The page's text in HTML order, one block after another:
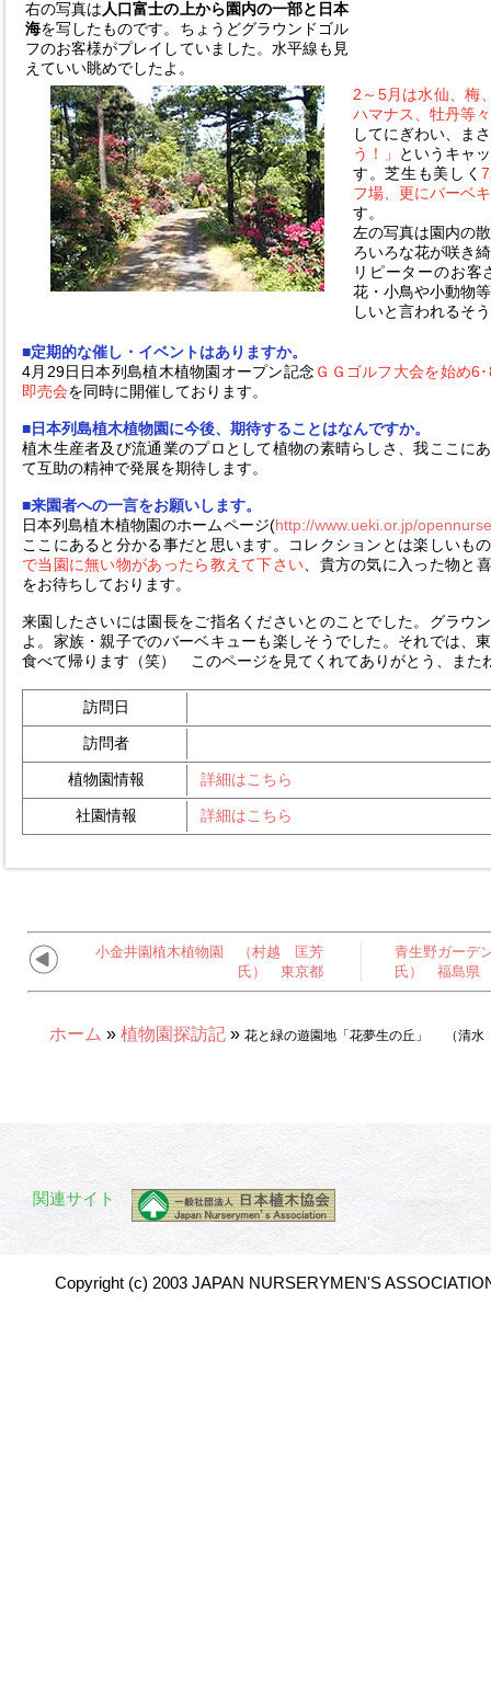
右の写真は 人口富士の上から園内の一部と日本
海を写したものです。ちょうどグラウンドゴル
フのお客様がプレイしていました。水平線も見
えていい眺めでしたよ。
2～5月は水仙、梅
ハマナス、牡丹等
してにぎわい、ま
う！」
というキャ
す。芝生も美しく
フ場、更にバーベ
す。
左の写真は園内の
ろいろな花が咲き
リピーターのお客
花・小鳥や小動物
しいと言われるそ
■定期的な催し・イベントはありますか。
4月29日日本列島植木植物園オープン記念ＧＧゴルフ大会を始め6
即売会を同時に開催しております。
■日本列島植木植物園に今後、期待することはなんですか。
植木生産者及び流通業のプロとして植物の素晴らしさ、我ここに
て互助の精神で発展を期待します。
■来園者への一言をお願いします。
日本列島植木植物園のホームページ(http://www.ueki.or.jp/
ここにあると分かる事だと思います。コレクションとは楽しいも
で当園に無い物があったら教えて下さい 、貴方の気に入った物と
をお待ちしております。
来園したさいには園長をご指名くださいとのことでした。グラウ
よ。家族・親子でのバーベキューも楽しそうでした。それでは、
食べて帰ります（笑） このページを見てくれてありがとう、また
訪問日
訪問者
植物園情報 詳細はこちら
社園情報 詳細はこちら
小金井園植木植物園 （村越 匡芳
氏） 東京都
青生野ガー
氏） 福島県
ホーム » 植物園探訪記 » 花と緑の遊園地「花夢生の丘」 （清
関連サイト
Copyright (c) 2003 JAPAN NURSERYMEN'S